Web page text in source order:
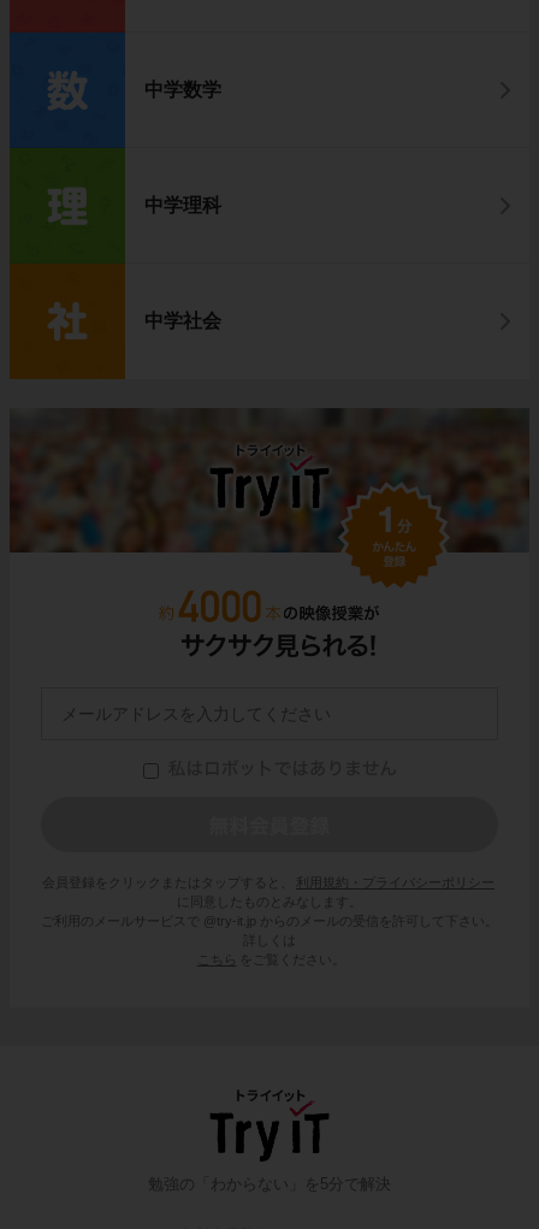
中学数学
中学理科
中学社会
会員登録をクリックまたはタップすると、
利用規約・プライバシーポリシー
に同意したものとみなします。
ご利用のメールサービスで @try-it.jp からのメールの受信を許可して下さい。
詳しくは
こちら
をご覧ください。
勉強の「わからない」を5分で解決